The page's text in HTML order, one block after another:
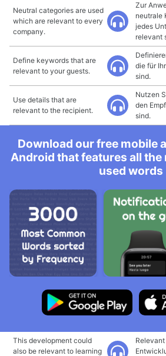
Neutral categories are used
which are relevant to every
company.
Zur
neutrale
jedes
relevant
Define keywords that are
relevant to your guests.
die für
sind.
Use details that are
relevant to the recipient.
Nutzen
den
sind.
Download our free mobile
Android that features all
used words
This development could
also be relevant to learning